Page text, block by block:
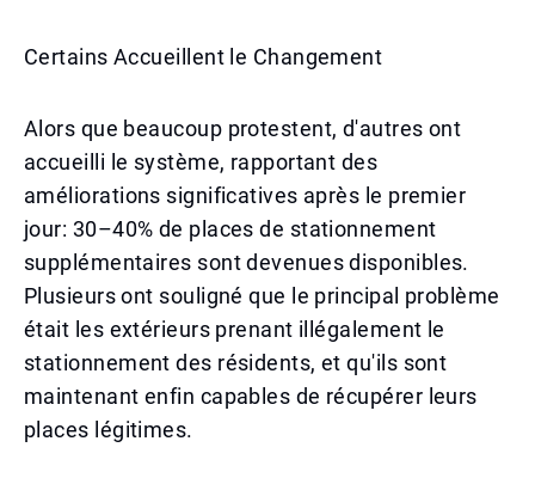
Certains Accueillent le Changement
Alors que beaucoup protestent, d'autres ont
accueilli le système, rapportant des
améliorations significatives après le premier
jour: 30–40% de places de stationnement
supplémentaires sont devenues disponibles.
Plusieurs ont souligné que le principal problème
était les extérieurs prenant illégalement le
stationnement des résidents, et qu'ils sont
maintenant enfin capables de récupérer leurs
places légitimes.